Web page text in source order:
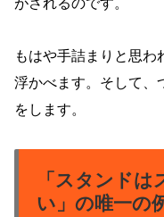
がされるのです。
もはや手詰まりと思わ
浮かべます。そして、
をします。
「スタンド
い」の唯一の